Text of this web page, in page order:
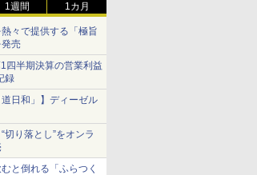
1週間 1カ月
々で提供する「極旨
売
四半期決算の営業利益
録
道日和」】ディーゼル
切り落とし”をオンラ
と倒れる「ふらつく